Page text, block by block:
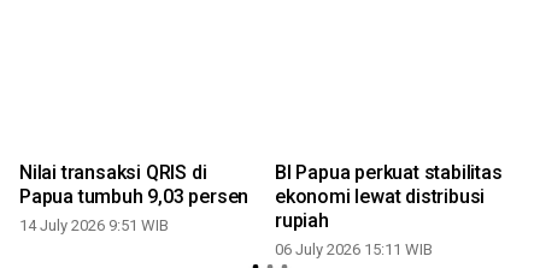
Nilai transaksi QRIS di
Papua tumbuh 9,03 persen
14 July 2026 9:51 WIB
BI Papua perkuat stabilitas
ekonomi lewat distribusi
rupiah
06 July 2026 15:11 WIB